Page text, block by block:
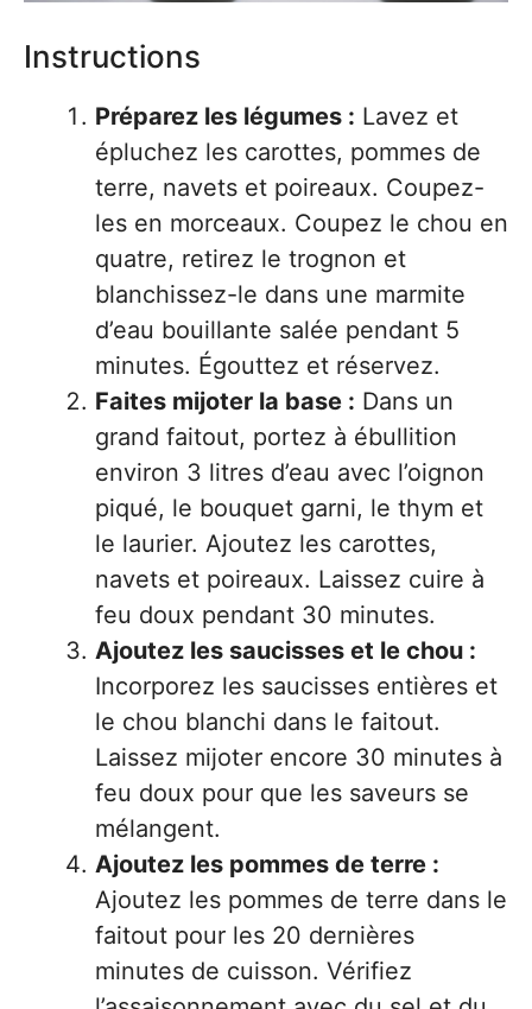
Instructions
Préparez les légumes : Lavez et
épluchez les carottes, pommes de
terre, navets et poireaux. Coupez-
les en morceaux. Coupez le chou en
quatre, retirez le trognon et
blanchissez-le dans une marmite
d’eau bouillante salée pendant 5
minutes. Égouttez et réservez.
Faites mijoter la base : Dans un
grand faitout, portez à ébullition
environ 3 litres d’eau avec l’oignon
piqué, le bouquet garni, le thym et
le laurier. Ajoutez les carottes,
navets et poireaux. Laissez cuire à
feu doux pendant 30 minutes.
Ajoutez les saucisses et le chou :
Incorporez les saucisses entières et
le chou blanchi dans le faitout.
Laissez mijoter encore 30 minutes à
feu doux pour que les saveurs se
mélangent.
Ajoutez les pommes de terre :
Ajoutez les pommes de terre dans le
faitout pour les 20 dernières
minutes de cuisson. Vérifiez